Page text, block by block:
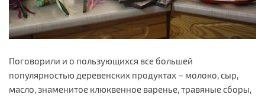
Поговорили и о пользующихся все большей
популярностью деревенских продуктах – молоко, сыр,
масло, знаменитое клюквенное варенье, травяные сборы,